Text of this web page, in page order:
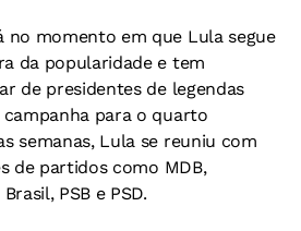
no momento em que Lula segue
da popularidade e tem
de presidentes de legendas
para o quarto
semanas, Lula se reuniu com
de partidos como MDB,
PSB e PSD.